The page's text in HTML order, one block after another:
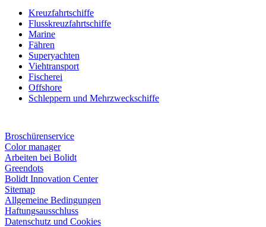
Kreuzfahrtschiffe
Flusskreuzfahrtschiffe
Marine
Fähren
Superyachten
Viehtransport
Fischerei
Offshore
Schleppern und Mehrzweckschiffe
Broschürenservice
Color manager
Arbeiten bei Bolidt
Greendots
Bolidt Innovation Center
Sitemap
Allgemeine Bedingungen
Haftungsausschluss
Datenschutz und Cookies